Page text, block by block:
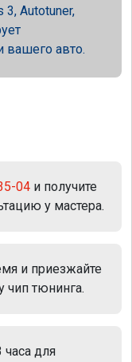
3, Autotuner,
вашего авто.
04 и получите
у мастера.
и приезжайте
чип тюнинга.
часа для